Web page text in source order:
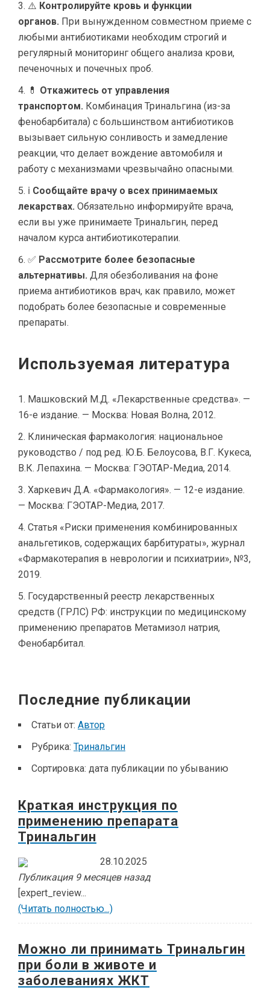
⚠️ Контролируйте кровь и функции
органов. При вынужденном совместном приеме с
любыми антибиотиками необходим строгий и
регулярный мониторинг общего анализа крови,
печеночных и почечных проб.
💊 Откажитесь от управления
транспортом. Комбинация Тринальгина (из-за
фенобарбитала) с большинством антибиотиков
вызывает сильную сонливость и замедление
реакции, что делает вождение автомобиля и
работу с механизмами чрезвычайно опасными.
ℹ️ Сообщайте врачу о всех принимаемых
лекарствах. Обязательно информируйте врача,
если вы уже принимаете Тринальгин, перед
началом курса антибиотикотерапии.
✅ Рассмотрите более безопасные
альтернативы. Для обезболивания на фоне
приема антибиотиков врач, как правило, может
подобрать более безопасные и современные
препараты.
Используемая литература
Машковский М.Д. «Лекарственные средства». —
16-е издание. — Москва: Новая Волна, 2012.
Клиническая фармакология: национальное
руководство / под ред. Ю.Б. Белоусова, В.Г. Кукеса,
В.К. Лепахина. — Москва: ГЭОТАР-Медиа, 2014.
Харкевич Д.А. «Фармакология». — 12-е издание.
— Москва: ГЭОТАР-Медиа, 2017.
Статья «Риски применения комбинированных
анальгетиков, содержащих барбитураты», журнал
«Фармакотерапия в неврологии и психиатрии», №3,
2019.
Государственный реестр лекарственных
средств (ГРЛС) РФ: инструкции по медицинскому
применению препаратов Метамизол натрия,
Фенобарбитал.
Последние публикации
Статьи от: Автор
Рубрика: Тринальгин
Сортировка: дата публикации по убыванию
Краткая инструкция по
применению препарата
Тринальгин
28.10.2025
Публикация 9 месяцев назад
[expert_review...
(Читать полностью...)
Можно ли принимать Тринальгин
при боли в животе и
заболеваниях ЖКТ